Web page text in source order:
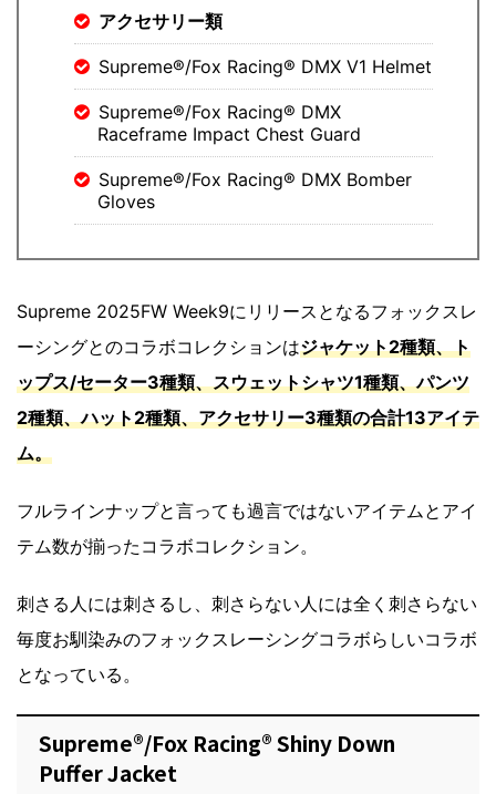
アクセサリー類
Supreme®/Fox Racing® DMX V1 Helmet
Supreme®/Fox Racing® DMX
Raceframe Impact Chest Guard
Supreme®/Fox Racing® DMX Bomber
Gloves
Supreme 2025FW Week9にリリースとなるフォックスレ
ーシングとのコラボコレクションはジャケット2種類、ト
ップス/セーター3種類、スウェットシャツ1種類、パンツ
2種類、ハット2種類、アクセサリー3種類の合計13アイテ
ム。
フルラインナップと言っても過言ではないアイテムとアイ
テム数が揃ったコラボコレクション。
刺さる人には刺さるし、刺さらない人には全く刺さらない
毎度お馴染みのフォックスレーシングコラボらしいコラボ
となっている。
Supreme®/Fox Racing® Shiny Down
Puffer Jacket